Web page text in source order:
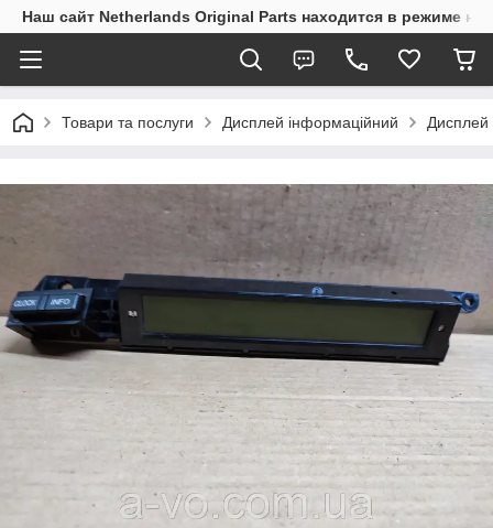
Наш сайт Netherlands Original Parts находится в режиме
Товари та послуги Дисплей інформаційний Дисплей